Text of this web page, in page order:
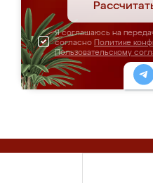
Я соглашаюсь на
согласно Политике
Пользовательскому